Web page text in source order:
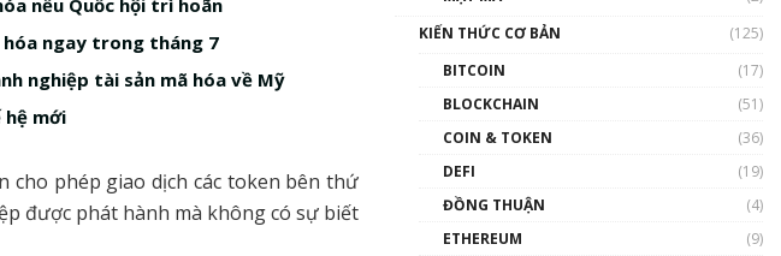
hóa ngay trong tháng 7
nghiệp tài sản mã hóa về Mỹ
hệ mới
phép giao dịch các token bên thứ
được phát hành mà không có sự biết
Blockchain
Nhân sự tương lại ngành
Blockchain Việt Nam | Phổ
cập Blockchain
Blockchain đang được ứng
KIẾN THỨC CƠ BẢN
(125)
BITCOIN
(17)
BLOCKCHAIN
(51)
COIN & TOKEN
(36)
DEFI
(19)
ĐỒNG THUẬN
(4)
ETHEREUM
(9)